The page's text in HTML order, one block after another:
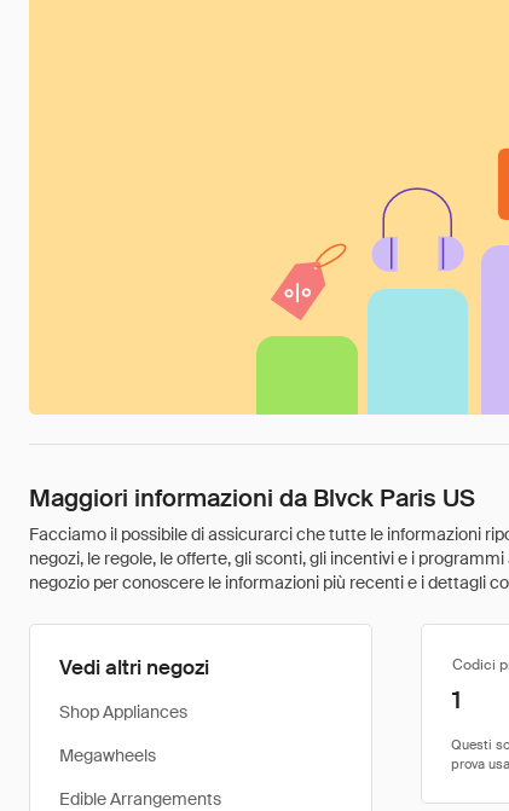
Maggiori informazioni da Blvck Paris US
Facciamo il possibile di assicurarci che tutte le informazioni
negozi, le regole, le offerte, gli sconti, gli incentivi e i
negozio per conoscere le informazioni più recenti e i dettagli
Vedi altri negozi
Shop Appliances
Megawheels
Edible Arrangements
Codici
1